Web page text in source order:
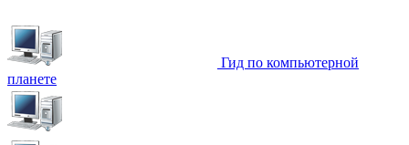
Гид по компьютерной
планете